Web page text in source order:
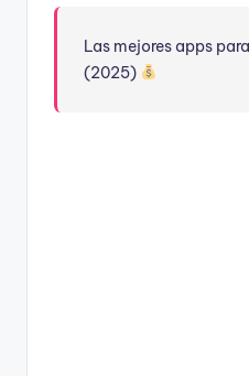
Las mejores apps
(2025)